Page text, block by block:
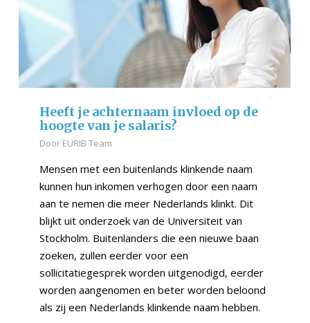
Heeft je achternaam invloed op de
hoogte van je salaris?
Door EURIB Team
Mensen met een buitenlands klinkende naam
kunnen hun inkomen verhogen door een naam
aan te nemen die meer Nederlands klinkt. Dit
blijkt uit onderzoek van de Universiteit van
Stockholm. Buitenlanders die een nieuwe baan
zoeken, zullen eerder voor een
sollicitatiegesprek worden uitgenodigd, eerder
worden aangenomen en beter worden beloond
als zij een Nederlands klinkende naam hebben.